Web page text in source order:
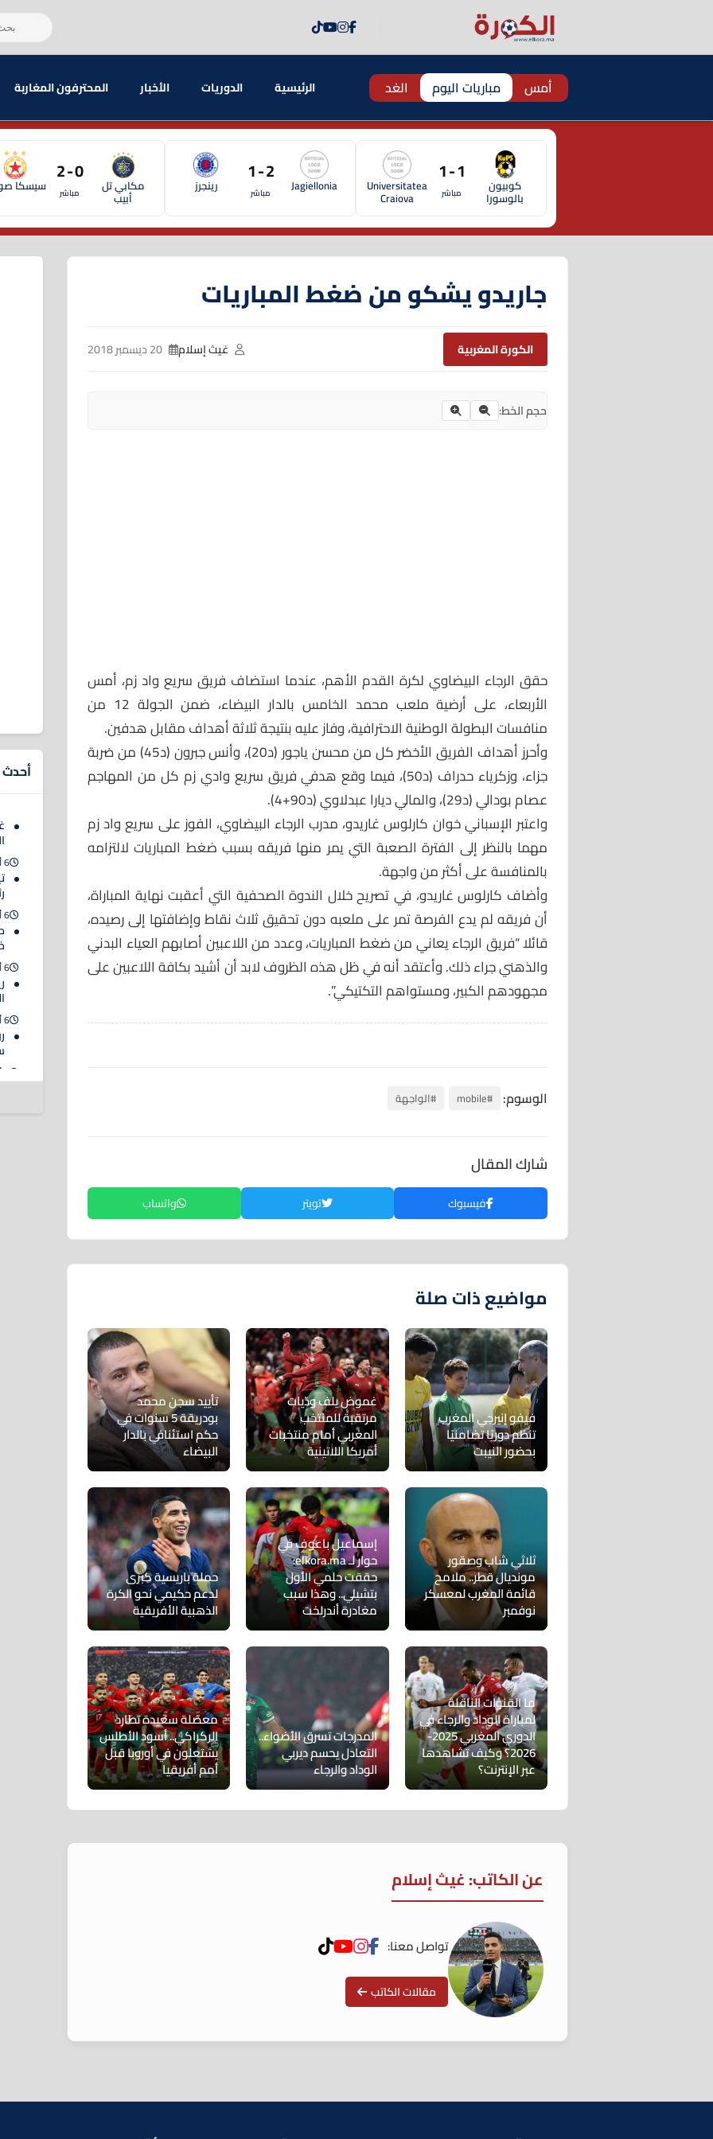
أمس مباريات اليوم الغد الرئيسية الدوريات الأخبار المحترفون المغاربة
كوبيون
بالوسورا
1 - 1
مباشر Universitatea
Craiova
Jagiellonia
2 - 1
مباشر رينجرز مكابي تل
أبيب
0 - 2
مباشر سيسكا
جاريدو يشكو من ضغط المباريات
الكورة المغربية غيث إسلام
حجم الخط:
حقق الرجاء البيضاوي لكرة القدم الأهم، عندما استضاف فريق سريع واد زم، أمس
الأربعاء، على أرضية ملعب محمد الخامس بالدار البيضاء، ضمن الجولة 12 من
منافسات البطولة الوطنية الاحترافية، وفاز عليه بنتيجة ثلاثة أهداف مقابل هدفين.
وأحرز أهداف الفريق الأخضر كل من محسن ياجور (د20)، وأنس جبرون (د45) من ضربة
جزاء، وزكرياء حدراف (د50)، فيما وقع هدفي فريق سريع وادي زم كل من المهاجم
عصام بودالي (د29)، والمالي ديارا عبدلاوي (د90+4).
واعتبر الإسباني خوان كارلوس غاريدو، مدرب الرجاء البيضاوي، الفوز على سريع واد زم
مهما بالنظر إلى الفترة الصعبة التي يمر منها فريقه بسبب ضغط المباريات لالتزامه
بالمنافسة على أكثر من واجهة.
وأضاف كارلوس غاريدو، في تصريح خلال الندوة الصحفية التي أعقبت نهاية المباراة،
أن فريقه لم يدع الفرصة تمر على ملعبه دون تحقيق ثلاث نقاط وإضافتها إلى رصيده،
قائلا “فريق الرجاء يعاني من ضغط المباريات، وعدد من اللاعبين أصابهم العياء البدني
والذهني جراء ذلك. وأعتقد أنه في ظل هذه الظروف لابد أن أشيد بكافة اللاعبين على
مجهودهم الكبير، ومستواهم التكتيكي”.
الوسوم: #mobile #الواجهة
شارك المقال
فيسبوك تويتر واتساب
مواضيع ذات صلة
فيفو إنيرجي المغرب
تنظم دوريًا تضامنيًا
بحضور النيبت
غموض يلف ودّيات
مرتقبة للمنتخب
المغربي أمام منتخبات
أمريكا اللاتينية
تأييد سجن محمد
بودريقة 5 سنوات في
حكم استئنافي بالدار
البيضاء
ثلاثي شاب وصقور
مونديال قطر.. ملامح
قائمة المغرب لمعسكر
نوفمبر
إسماعيل باعوف في
حوار لـ elkora.ma:
حققت حلمي الأول
بتشيلي.. وهذا سبب
مغادرة أندرلخت
حملة باريسية كبرى
لدعم حكيمي نحو الكرة
الذهبية الأفريقية
ما القنوات الناقلة
لمباراة الوداد والرجاء في
الدوري المغربي 2025-
2026؟ وكيف تشاهدها
عبر الإنترنت؟
المدرجات تسرق الأضواء..
التعادل يحسم ديربي
الوداد والرجاء
معضلة سعيدة تطارد
الركراكي.. أسود الأطلس
يشتعلون في أوروبا قبل
أمم أفريقيا
عن الكاتب: غيث إسلام
تواصل معنا:
مقالات الكاتب
أحدث
6 أغسطس 2026
6 أغسطس 2026
6 أغسطس 2026
6 أغسطس 2026